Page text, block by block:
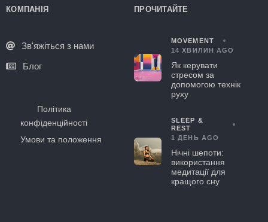
КОМПАНІЯ
Зв'яжіться з нами
Блог
Політика
конфіденційності
Умови та положення
ПРОЧИТАЙТЕ
MOVEMENT
14 ХВИЛИН AGO
Як керувати
стресом за
допомогою технік
руху
SLEEP &
REST
1 ДЕНЬ AGO
Нічні шепоти:
використання
медитації для
кращого сну